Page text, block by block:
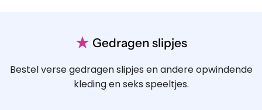
★ Gedragen slipjes
Bestel verse gedragen slipjes en andere opwindende
kleding en seks speeltjes.